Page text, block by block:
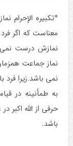
*تکبیره الإحرام
معناست که اگر فرد
نمازش درست نمی
نماز جماعت
نمی باشد.زیرا فرد
به طمأنینه در
حرفی از الله
باشد.